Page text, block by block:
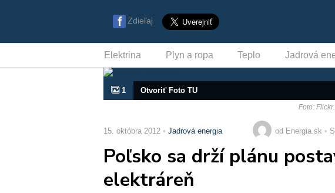
Zdieľaj
Elektrina Plyn a ropa Teplo Jadrová
1 Otvoriť Foto TU
Foto:
15. októbra 2012 Jadrová energia od Energia.sk
Poľsko sa drží plánu
elektráreň